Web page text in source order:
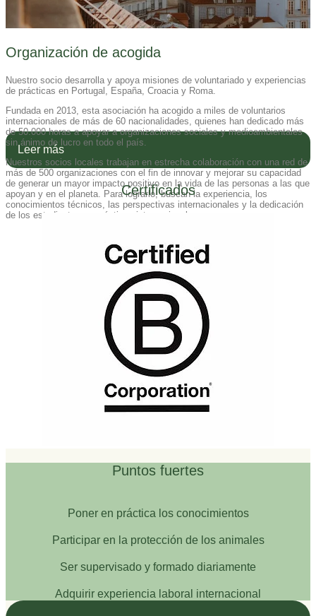
Organización de acogida
Nuestro socio desarrolla y apoya misiones de voluntariado y experiencias
de prácticas en Portugal, España, Croacia y Roma.
Fundada en 2013, esta asociación ha acogido a miles de voluntarios
internacionales de más de 60 nacionalidades, quienes han dedicado más
de 50.000 horas a apoyar a organizaciones sociales y medioambientales
sin ánimo de lucro en todo el país.
Nuestros socios locales trabajan en estrecha colaboración con una red de
más de 500 organizaciones con el fin de innovar y mejorar su capacidad
de generar un mayor impacto positivo en la vida de las personas a las que
apoyan y en el planeta. Para lograrlo, buscan la experiencia, los
conocimientos técnicos, las perspectivas internacionales y la dedicación
de los estudiantes en prácticas internacionales.
Leer más
Certificados
Puntos fuertes
Poner en práctica los conocimientos
Participar en la protección de los animales
Ser supervisado y formado diariamente
Adquirir experiencia laboral internacional